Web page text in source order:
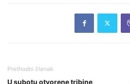
Prethodni članak
U subotu otvorene tribine